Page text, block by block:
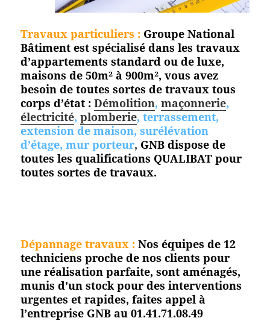
Travaux particuliers : Groupe National
Bâtiment est spécialisé dans les travaux
d’appartements standard ou de luxe,
maisons de 50m² à 900m², vous avez
besoin de toutes sortes de travaux tous
corps d’état : Démolition,maçonnerie,
électricité,plomberie, terrassement,
extension de maison, surélévation
d’étage, mur porteur, GNB dispose de
toutes les qualifications QUALIBAT pour
toutessortes de travaux.
Dépannage travaux : Nos équipes de 12
techniciens proche de nos clients pour
une réalisation parfaite, sont aménagés,
munis d’un stock pour des interventions
urgentes et rapides, faites appel à
l’entreprise GNB au 01.41.71.08.49